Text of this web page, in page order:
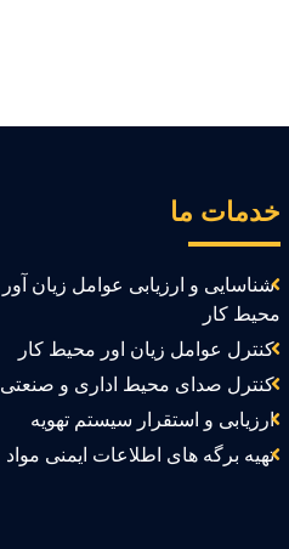
خدمات ما
شناسایی و ارزیابی عوامل زیان آور
محیط کار
کنترل عوامل زیان اور محیط کار
کنترل صدای محیط اداری و صنعتی
ارزیابی و استقرار سیستم تهویه
تهیه برگه های اطلاعات ایمنی مواد